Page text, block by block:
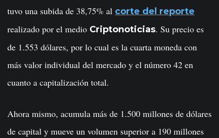
tuvo una subida de 38,75% al corte del reporte
realizado por el medio Criptonoticias. Su precio es
de 1.553 dólares, por lo cual es la cuarta moneda con
más valor individual del mercado y el número 42 en
cuanto a capitalización total.
Ahora mismo, acumula más de 1.500 millones de dólares
de capital y mueve un volumen superior a 190 millones